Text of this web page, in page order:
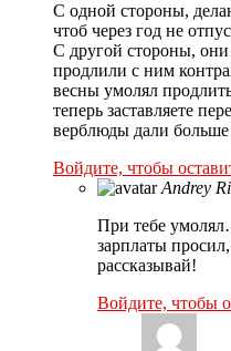
С одной стороны,
чтоб через год не
С другой стороны,
продлили с ним
весны умолял
теперь заставляете
верблюды дали больше
Войдите, чтобы
Andrey
При тебе
зарплаты
рассказывай!
Войдите, чтобы